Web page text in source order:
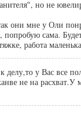
но не
они мне у Оли
попробую сама.
работа
у Вас все
не на расхват.У